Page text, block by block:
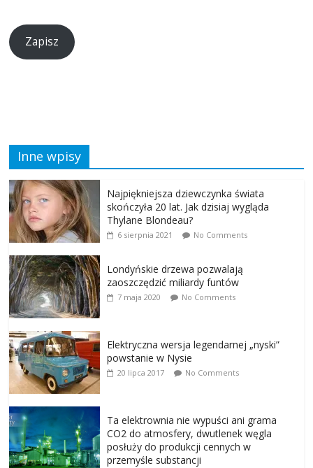
Zapisz
Inne wpisy
Najpiękniejsza dziewczynka świata
skończyła 20 lat. Jak dzisiaj wygląda
Thylane Blondeau?
6 sierpnia 2021 No Comments
Londyńskie drzewa pozwalają
zaoszczędzić miliardy funtów
7 maja 2020 No Comments
Elektryczna wersja legendarnej „nyski”
powstanie w Nysie
20 lipca 2017 No Comments
Ta elektrownia nie wypuści ani grama
CO2 do atmosfery, dwutlenek węgla
posłuży do produkcji cennych w
przemyśle substancji